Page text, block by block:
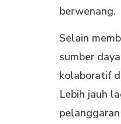
berwenang.
Selain
sumber
kolaboratif
Lebih jauh